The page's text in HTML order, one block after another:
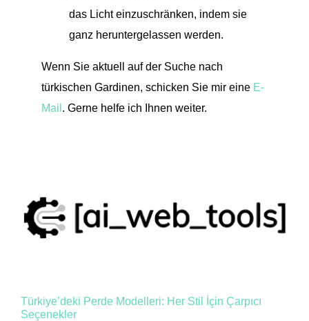
das Licht einzuschränken, indem sie
ganz heruntergelassen werden.
Wenn Sie aktuell auf der Suche nach
türkischen Gardinen, schicken Sie mir eine E-
Mail . Gerne helfe ich Ihnen weiter.
Türkiye’deki Perde Modelleri: Her Stil İçin Çarpıcı
Seçenekler